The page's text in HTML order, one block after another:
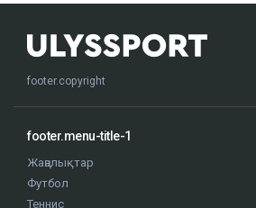
footer.copyright
footer.menu-title-1
Жаңалықтар
Футбол
Теннис